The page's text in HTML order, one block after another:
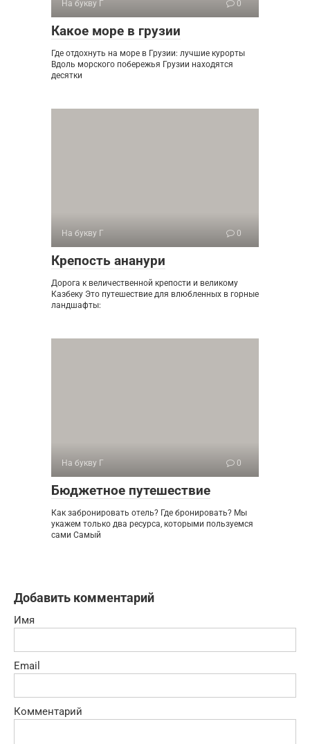
На букву Г 0
Какое море в грузии
Где отдохнуть на море в Грузии: лучшие курорты
Вдоль морского побережья Грузии находятся
десятки
На букву Г 0
Крепость ананури
Дорога к величественной крепости и великому
Казбеку Это путешествие для влюбленных в горные
ландшафты:
На букву Г 0
Бюджетное путешествие
Как забронировать отель? Где бронировать? Мы
укажем только два ресурса, которыми пользуемся
сами Самый
Добавить комментарий
Имя
Email
Комментарий